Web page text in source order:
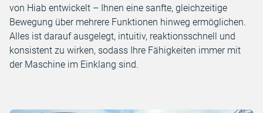
von Hiab entwickelt – Ihnen eine sanfte, gleichzeitige
Bewegung über mehrere Funktionen hinweg ermöglichen.
Alles ist darauf ausgelegt, intuitiv, reaktionsschnell und
konsistent zu wirken, sodass Ihre Fähigkeiten immer mit
der Maschine im Einklang sind.